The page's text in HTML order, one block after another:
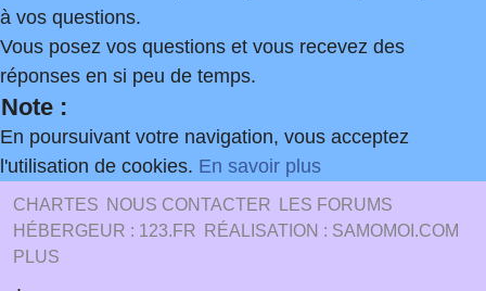
à vos questions.
Vous posez vos questions et vous recevez des
réponses en si peu de temps.
Note :
En poursuivant votre navigation, vous acceptez
l'utilisation de cookies. En savoir plus
CHARTES NOUS CONTACTER
LES FORUMS
HÉBERGEUR : 123.FR
RÉALISATION : SAMOMOI.COM
PLUS
.